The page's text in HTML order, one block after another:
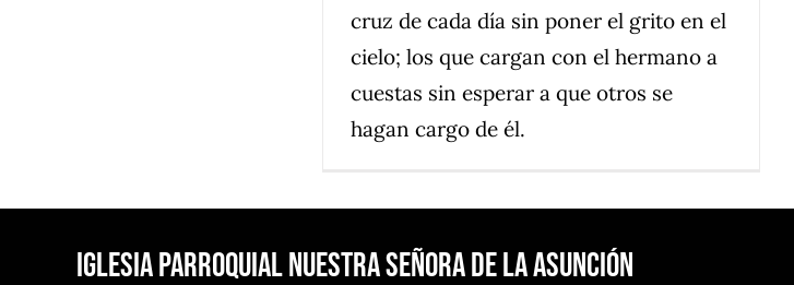
cruz de cada día sin poner el grito en el
cielo; los que cargan con el hermano a
cuestas sin esperar a que otros se
hagan cargo de él.
Iglesia Parroquial Nuestra Señora de la Asunción